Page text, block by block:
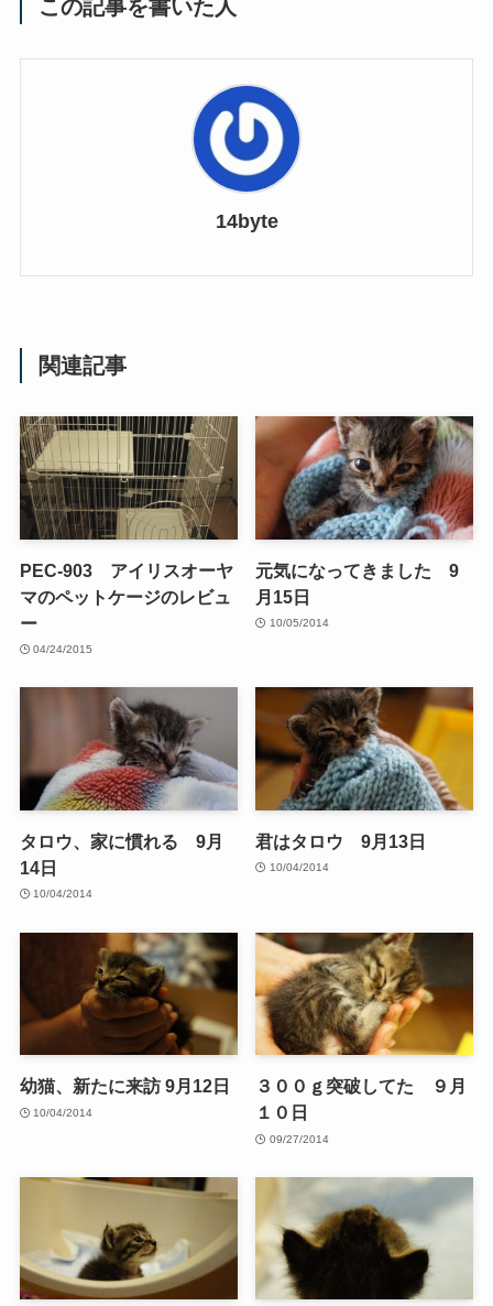
この記事を書いた人
14byte
関連記事
PEC-903 アイリスオーヤ
マのペットケージのレビュ
ー
04/24/2015
元気になってきました 9
月15日
10/05/2014
タロウ、家に慣れる 9月
14日
10/04/2014
君はタロウ 9月13日
10/04/2014
幼猫、新たに来訪 9月12日
10/04/2014
３００ｇ突破してた ９月
１０日
09/27/2014